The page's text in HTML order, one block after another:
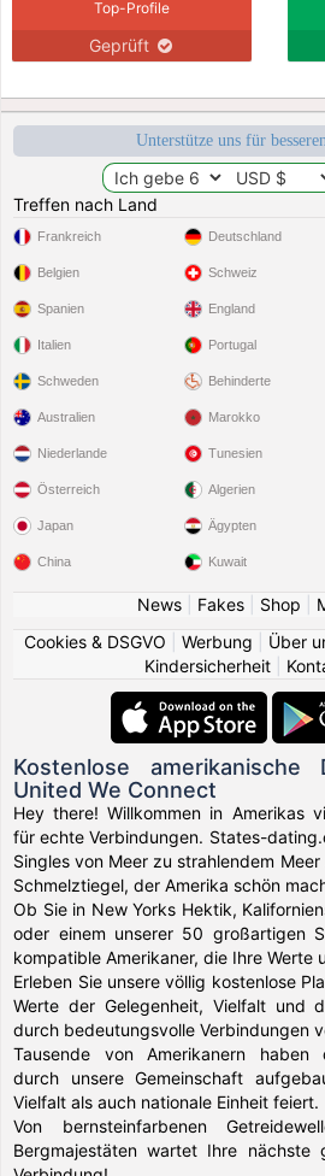
Top-Profile
Geprüft
Unterstütze uns für
Treffen nach Land
Frankreich
Belgien
Spanien
Italien
Schweden
Deutschland
Schweiz
England
Portugal
Behinderte
Australien
Niederlande
Österreich
Japan
China
Marokko
Tunesien
Algerien
Ägypten
Kuwait
News| Fakes| Shop
Cookies & DSGVO
Werbung Über
Kindersicherheit
Kostenlose amerikanische
United We Connect
Hey there! Willkommen in Amerikas
für echte Verbindungen. States-
Singles von Meer zu strahlendem
Schmelztiegel, der Amerika schön
Ob Sie in New Yorks Hektik,
oder einem unserer 50 großartigen
kompatible Amerikaner, die Ihre Werte
Erleben Sie unsere völlig kostenlose
Werte der Gelegenheit, Vielfalt und
durch bedeutungsvolle Verbindungen
Tausende von Amerikanern haben
durch unsere Gemeinschaft
Vielfalt als auch nationale Einheit feiert.
Von bernsteinfarbenen
Bergmajestäten wartet Ihre nächste